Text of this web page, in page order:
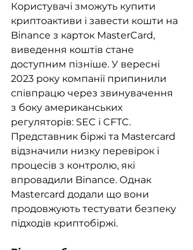
Користувачі зможуть купити
криптоактиви і завести кошти на
Binance з карток MasterCard,
виведення коштів стане
доступним пізніше. У вересні
2023 року компанії припинили
співпрацю через звинувачення
з боку американських
регуляторів: SEC і CFTC.
Представник біржі та Mastercard
відзначили низку перевірок і
процесів з контролю, які
впровадили Binance. Однак
Mastercard додали що вони
продовжують тестувати безпеку
підходів криптобіржі.